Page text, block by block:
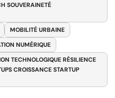
SOUVERAINETÉ
MOBILITÉ URBAINE
NUMÉRIQUE
TECHNOLOGIQUE RÉSILIENCE
CROISSANCE STARTUP